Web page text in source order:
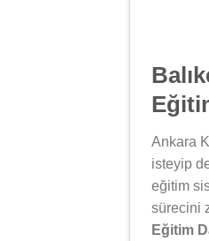
Ankara
isteyip
eğitim
sürecini
Eğitim